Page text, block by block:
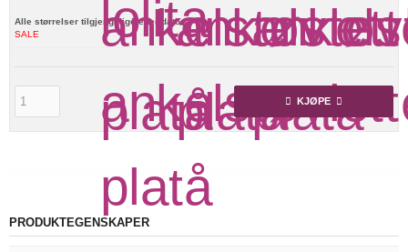
Alle størrelser tilgjengelige etter dato:
SALE
KJØPE
PRODUKTEGENSKAPER